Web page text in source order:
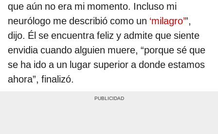
que aún no era mi momento. Incluso mi
neurólogo me describió como un ‘milagro’”,
dijo. Él se encuentra feliz y admite que siente
envidia cuando alguien muere, “porque sé que
se ha ido a un lugar superior a donde estamos
ahora”, finalizó.